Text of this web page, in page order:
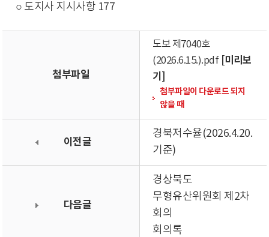
○ 도지사 지시사항 177
첨부파일
도보 제7040호
(2026.6.15.).pdf [미리보
기]
첨부파일이 다운로드 되지
않을 때
이전글
경북저수율(2026.4.20.
기준)
다음글
경상북도
무형유산위원회 제2차
회의
회의록